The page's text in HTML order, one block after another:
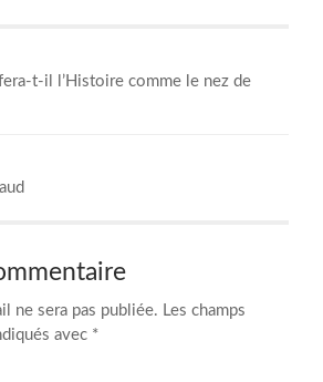
t-il l’Histoire comme le nez de
ne sera pas publiée. Les champs
avec *